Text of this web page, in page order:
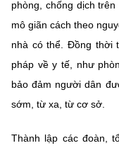
phòng, chống dịch
mô giãn cách theo
nhà có thể. Đồng thời
pháp về y tế, như
bảo đảm người dân
sớm, từ xa, từ cơ sở.
Thành lập các đoàn,